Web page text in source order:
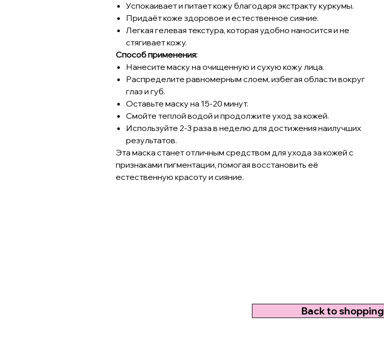
Успокаивает и питает кожу благодаря экстракту куркумы.
Придаёт коже здоровое и естественное сияние.
Легкая гелевая текстура, которая удобно наносится и не
стягивает кожу.
Способ применения:
Нанесите маску на очищенную и сухую кожу лица.
Распределите равномерным слоем, избегая области вокруг
глаз и губ.
Оставьте маску на 15-20 минут.
Смойте теплой водой и продолжите уход за кожей.
Используйте 2-3 раза в неделю для достижения наилучших
результатов.
Эта маска станет отличным средством для ухода за кожей с
признаками пигментации, помогая восстановить её
естественную красоту и сияние.
Back to shopping